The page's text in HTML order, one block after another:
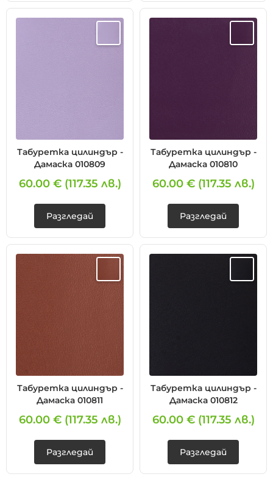
Табуретка цилиндър -
Дамаска 010809
60.00 € (117.35 лв.)
Разгледай
Табуретка цилиндър -
Дамаска 010810
60.00 € (117.35 лв.)
Разгледай
Табуретка цилиндър -
Дамаска 010811
60.00 € (117.35 лв.)
Разгледай
Табуретка цилиндър -
Дамаска 010812
60.00 € (117.35 лв.)
Разгледай